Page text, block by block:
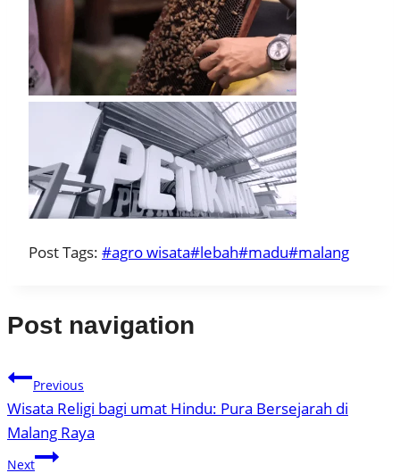
Post Tags: #agro wisata#lebah#madu#malang
Post navigation
Previous
Wisata Religi bagi umat Hindu: Pura Bersejarah di
Malang Raya
Next